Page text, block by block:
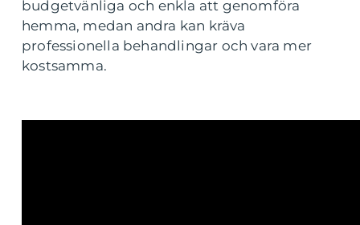
budgetvänliga och enkla att genomföra
hemma, medan andra kan kräva
professionella behandlingar och vara mer
kostsamma.